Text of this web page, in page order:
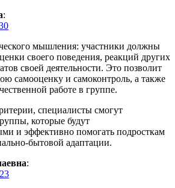
:
мышления: участники должны
своего поведения, реакций других
своей деятельности. Это позволит
самооценку и самоконтроль, а также
работе в группе.
специалисты смогут
которые будут
и эффективно помогать подросткам
бытовой адаптации.
: